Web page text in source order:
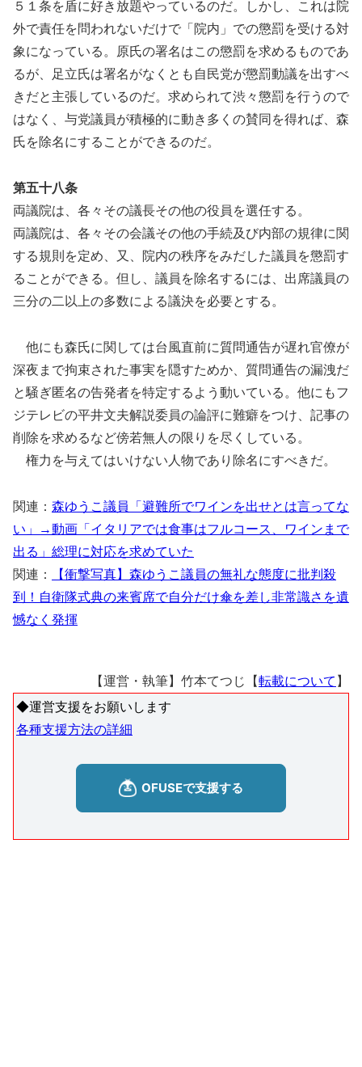
５１条を盾に好き放題やっているのだ。しかし、これは院
外で責任を問われないだけで「院内」での懲罰を受ける対
象になっている。原氏の署名はこの懲罰を求めるものであ
るが、足立氏は署名がなくとも自民党が懲罰動議を出すべ
きだと主張しているのだ。求められて渋々懲罰を行うので
はなく、与党議員が積極的に動き多くの賛同を得れば、森
氏を除名にすることができるのだ。
第五十八条
両議院は、各々その議長その他の役員を選任する。
両議院は、各々その会議その他の手続及び内部の規律に関
する規則を定め、又、院内の秩序をみだした議員を懲罰す
ることができる。但し、議員を除名するには、出席議員の
三分の二以上の多数による議決を必要とする。
他にも森氏に関しては台風直前に質問通告が遅れ官僚が
深夜まで拘束された事実を隠すためか、質問通告の漏洩だ
と騒ぎ匿名の告発者を特定するよう動いている。他にもフ
ジテレビの平井文夫解説委員の論評に難癖をつけ、記事の
削除を求めるなど傍若無人の限りを尽くしている。
権力を与えてはいけない人物であり除名にすべきだ。
関連： 森ゆうこ議員「避難所でワインを出せとは言ってな
い」→動画「イタリアでは食事はフルコース、ワインまで
出る」総理に対応を求めていた
関連：
【衝撃写真】森ゆうこ議員の無礼な態度に批判殺
到！自衛隊式典の来賓席で自分だけ傘を差し非常識さを遺
憾なく発揮
【運営・執筆】竹本てつじ【転載について 】
◆運営支援をお願いします
各種支援方法の詳細